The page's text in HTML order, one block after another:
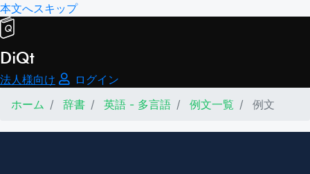
本文へスキップ
DiQt
法人様向け
ログイン
ホーム
辞書 英語 - 多言語 例文一覧 例文